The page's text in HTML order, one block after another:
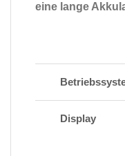
eine lange
Display